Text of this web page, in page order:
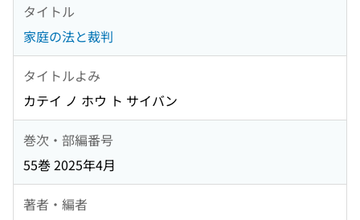
タイトル
家庭の法と裁判
タイトルよみ
カテイ ノ ホウ ト サイバン
巻次・部編番号
55巻 2025年4月
著者・編者